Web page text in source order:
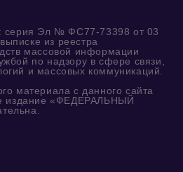
серия Эл № ФС77-73398 от 03
из реестра
массовой информации
по надзору в сфере связи,
и массовых коммуникаций.
материала с данного сайта
издание «ФЕДЕРАЛЬНЫЙ